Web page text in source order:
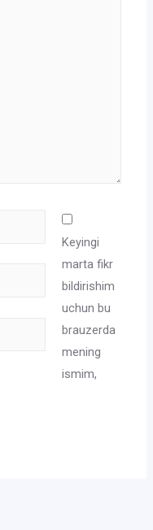
Keyingi
marta fikr
bildirishim
uchun bu
brauzerda
mening
ismim,